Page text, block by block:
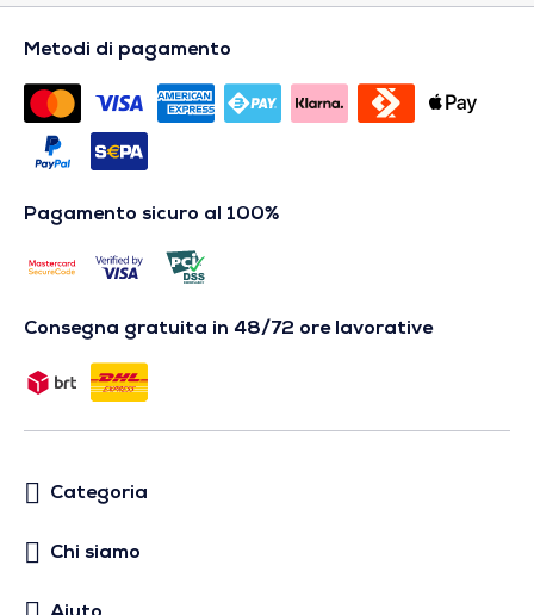
Metodi di pagamento
Pagamento sicuro al 100%
Consegna gratuita in 48/72 ore lavorative
Categoria
Chi siamo